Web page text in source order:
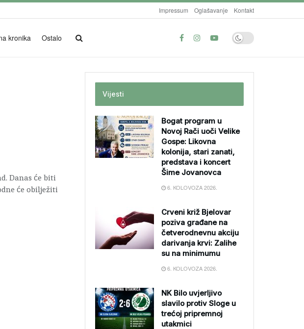
Impressum Oglašavanje Kontakt
kronika Ostalo
Danas će biti
će obilježiti
Vijesti
Bogat program u
Novoj Rači uoči Velike
Gospe: Likovna
kolonija, stari zanati,
predstava i koncert
Šime Jovanovca
6. KOLOVOZA 2026.
Crveni križ Bjelovar
poziva građane na
četverodnevnu akciju
darivanja krvi: Zalihe
su na minimumu
6. KOLOVOZA 2026.
NK Bilo uvjerljivo
slavilo protiv Sloge u
trećoj pripremnoj
utakmici